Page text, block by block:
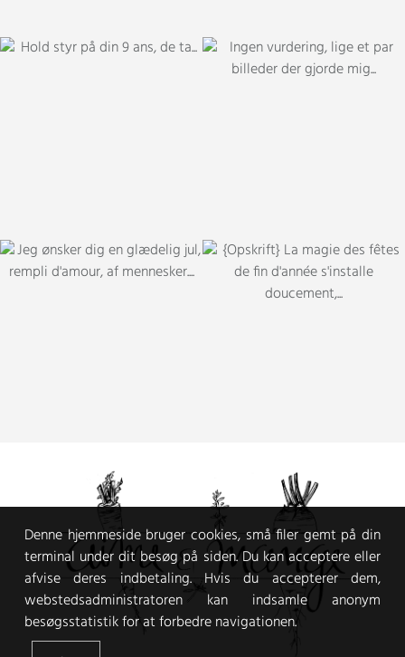
Denne hjemmeside bruger cookies, små filer gemt på din
terminal under dit besøg på siden. Du kan acceptere eller
afvise deres indbetaling. Hvis du accepterer dem,
webstedsadministratoren kan indsamle anonym
besøgsstatistik for at forbedre navigationen.